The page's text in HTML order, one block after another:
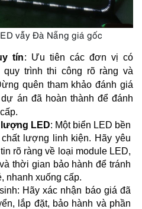
vẫy Đà Nẵng giá gốc
tín: Ưu tiên các đơn vị có
trình thi công rõ ràng và
quên tham khảo đánh giá
án đã hoàn thành để đánh
lượng LED: Một biển LED bền
lượng linh kiện. Hãy yêu
rõ ràng về loại module LED,
thời gian bảo hành để tránh
nhanh xuống cấp.
Hãy xác nhận báo giá đã
lắp đặt, bảo hành và phần